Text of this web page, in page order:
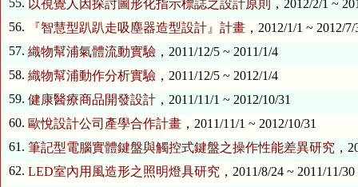
55. 以視覺人因探討圖形化指示標誌之設計原則
，2012/2/1 ~
56.
『智慧型趴趴走吸塵器造型設計』計畫 ，2012/1/1 ~ 2012/7/
57. 織物幫浦氣體流動實驗 ，2011/12/5 ~ 2011/1/4
58. 織物幫浦動作分析實驗 ，2011/12/5 ~ 2012/1/4
59. 健康醫療商品開發設計 ，2011/11/1 ~ 2012/10/31
60. 歐悅設計公司產學合作計畫 ，2011/11/1 ~ 2012/10/31
61. 筆記型電腦實體鍵盤與觸控式鍵盤之操作性能差異研究 ，
62. LED室內用風造形之照明燈具研究 ，2011/8/24 ~ 2011/11/30